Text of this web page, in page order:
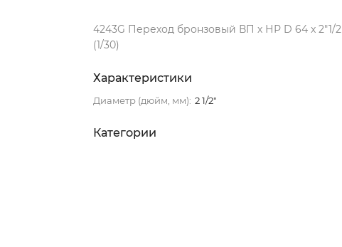
4243G Переход бронзовый ВП х НР D 64 x 2"1/2
(1/30)
Характеристики
Диаметр (дюйм, мм): 2 1/2"
Категории